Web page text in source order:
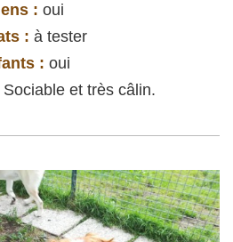
: oui
: à tester
: oui
Sociable et très câlin.